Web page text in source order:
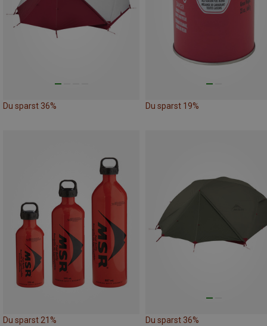
Du sparst 36% Du sparst 19%
Du sparst 21% Du sparst 36%